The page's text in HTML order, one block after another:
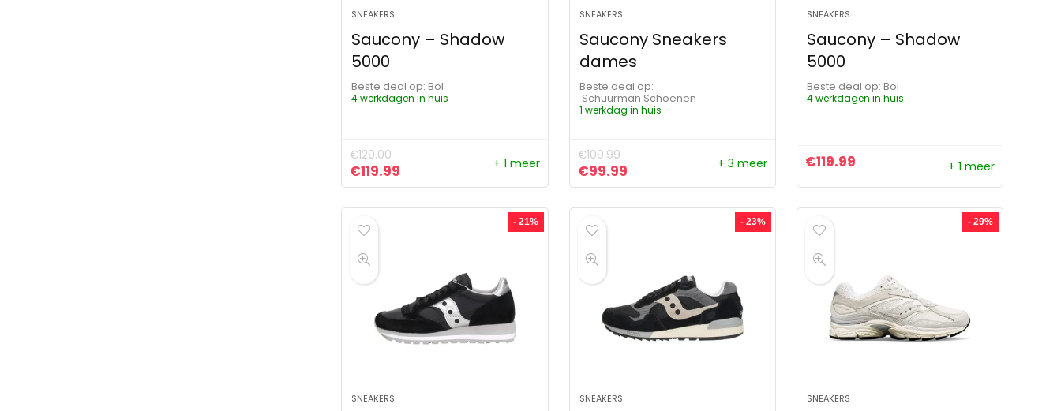
SNEAKERS
Saucony – Shadow
5000
Beste deal op:
Bol
4 werkdagen in huis
€129.00
Oorspronkelijke prijs was: €129.00.
€119.99 Huidige prijs is: €119.99.
+ 1 meer
SNEAKERS
Saucony Sneakers
dames
Beste deal op:
Schuurman Schoenen
1 werkdag in huis
€109.99
Oorspronkelijke prijs was: €109.99.
€99.99Huidige prijs is: €99.99.
+ 3 meer
SNEAKERS
Saucony – Shadow
5000
Beste deal op:
Bol
4 werkdagen in huis
€119.99 + 1 meer
- 21%
SNEAKERS
- 23%
SNEAKERS
- 29%
SNEAKERS